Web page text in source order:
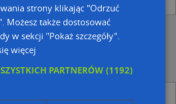
Zakład energetyczny w
strony klikając "Odrzuć
Możesz także dostosować
w sekcji "Pokaż szczegóły".
więcej
PARTNERÓW(1192)